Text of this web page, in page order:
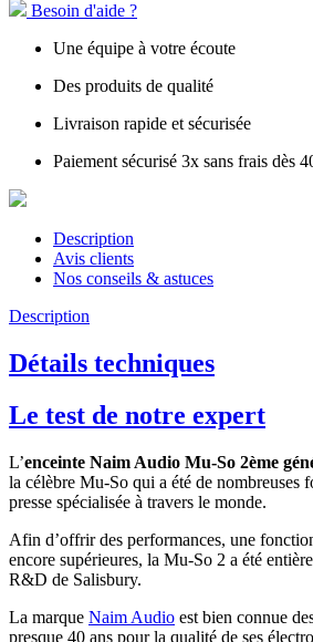
Besoin d'aide ?
Une équipe à votre écoute
Des produits de qualité
Livraison rapide et sécurisée
Paiement sécurisé 3x sans frais dès
Description
Avis clients
Nos conseils & astuces
Description
Détails techniques
Le test de notre expert
L’enceinte Naim Audio Mu-So 2ème
la célèbre Mu-So qui a été de nombreuses
presse spécialisée à travers le monde.
Afin d’offrir des performances, une
encore supérieures, la Mu-So 2 a été
R&D de Salisbury.
La marque Naim Audio est bien connue
presque 40 ans pour la qualité de ses